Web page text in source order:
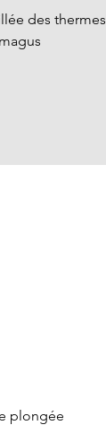
des thermes
plongée